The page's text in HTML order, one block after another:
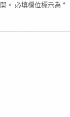
。 必填欄位標示為 *